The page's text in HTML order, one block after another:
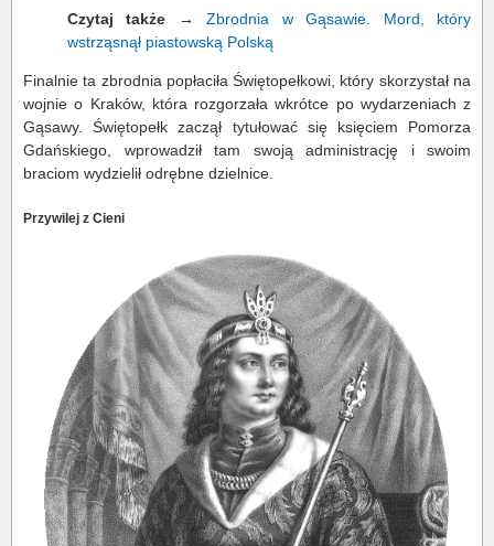
Czytaj także →Zbrodnia w Gąsawie. Mord, który
wstrząsnął piastowską Polską
Finalnie ta zbrodnia popłaciła Świętopełkowi, który skorzystał na
wojnie o Kraków, która rozgorzała wkrótce po wydarzeniach z
Gąsawy. Świętopełk zaczął tytułować się księciem Pomorza
Gdańskiego, wprowadził tam swoją administrację i swoim
braciom wydzielił odrębne dzielnice.
Przywilej z Cieni